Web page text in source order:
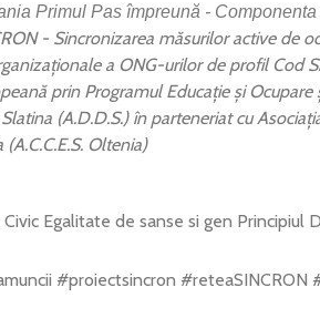
Primul Pas împreună -
- Sincronizarea măsurilor active de
a ONG-urilor de profil Cod
prin Programul Educație și
(A.D.D.S.) în parteneriat cu
Oltenia)
Egalitate de sanse si gen Principiul
#proiectsincron #reteaSINCRON